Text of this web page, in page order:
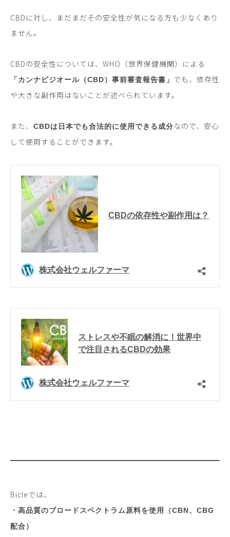
CBDに対し、まだまだその安全性が気になる方も少なくあり
ません。
CBDの安全性については、WHO（世界保健機関）による
「カンナビジオール（CBD）事前審査報告書」 でも、依存性
や大きな副作用はないことが述べられています。
また、 CBDは日本でも合法的に使用できる成分なので、安心
して使用することができます。
Bicleでは、
・高品質のブロードスペクトラム原料を使用（CBN、CBG
配合）